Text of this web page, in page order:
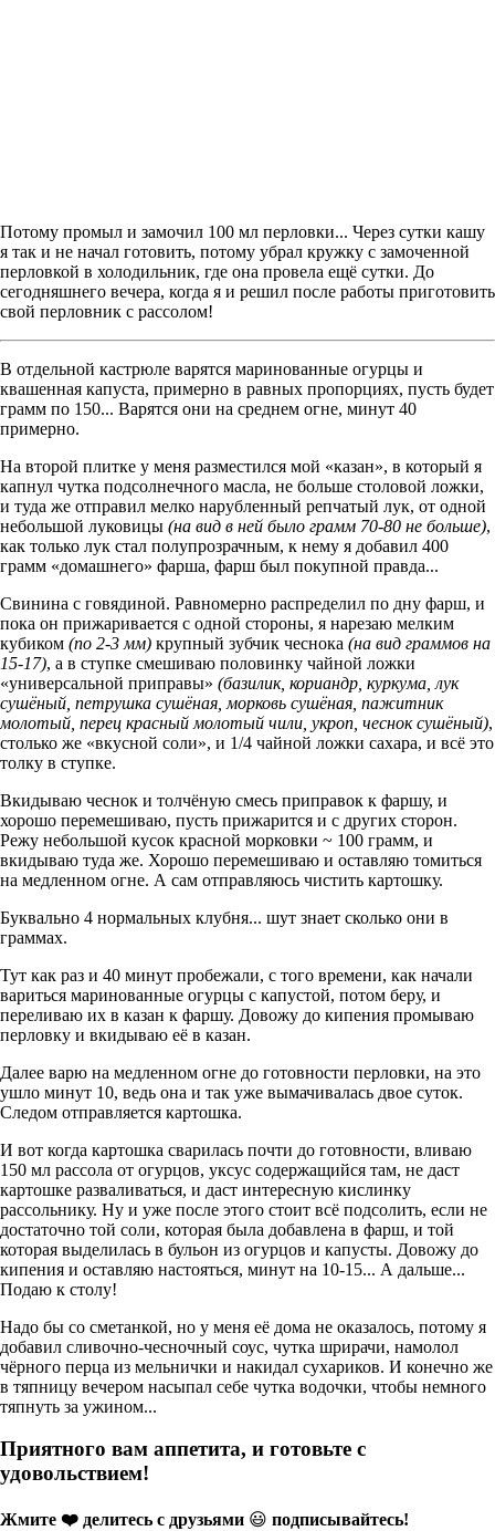
Потому промыл и замочил 100 мл перловки... Через сутки кашу
я так и не начал готовить, потому убрал кружку с замоченной
перловкой в холодильник, где она провела ещё сутки. До
сегодняшнего вечера, когда я и решил после работы приготовить
свой перловник с рассолом!
В отдельной кастрюле варятся маринованные огурцы и
квашенная капуста, примерно в равных пропорциях, пусть будет
грамм по 150... Варятся они на среднем огне, минут 40
примерно.
На второй плитке у меня разместился мой «казан», в который я
капнул чутка подсолнечного масла, не больше столовой ложки,
и туда же отправил мелко нарубленный репчатый лук, от одной
небольшой луковицы (на вид в ней было грамм 70-80 не больше),
как только лук стал полупрозрачным, к нему я добавил 400
грамм «домашнего» фарша, фарш был покупной правда...
Свинина с говядиной. Равномерно распределил по дну фарш, и
пока он прижаривается с одной стороны, я нарезаю мелким
кубиком (по 2-3 мм) крупный зубчик чеснока (на вид граммов на
15-17), а в ступке смешиваю половинку чайной ложки
«универсальной приправы» (базилик, кориандр, куркума, лук
сушёный, петрушка сушёная, морковь сушёная, пажитник
молотый, перец красный молотый чили, укроп, чеснок сушёный),
столько же «вкусной соли», и 1/4 чайной ложки сахара, и всё это
толку в ступке.
Вкидываю чеснок и толчёную смесь приправок к фаршу, и
хорошо перемешиваю, пусть прижарится и с других сторон.
Режу небольшой кусок красной морковки ~ 100 грамм, и
вкидываю туда же. Хорошо перемешиваю и оставляю томиться
на медленном огне. А сам отправляюсь чистить картошку.
Буквально 4 нормальных клубня... шут знает сколько они в
граммах.
Тут как раз и 40 минут пробежали, с того времени, как начали
вариться маринованные огурцы с капустой, потом беру, и
переливаю их в казан к фаршу. Довожу до кипения промываю
перловку и вкидываю её в казан.
Далее варю на медленном огне до готовности перловки, на это
ушло минут 10, ведь она и так уже вымачивалась двое суток.
Следом отправляется картошка.
И вот когда картошка сварилась почти до готовности, вливаю
150 мл рассола от огурцов, уксус содержащийся там, не даст
картошке разваливаться, и даст интересную кислинку
рассольнику. Ну и уже после этого стоит всё подсолить, если не
достаточно той соли, которая была добавлена в фарш, и той
которая выделилась в бульон из огурцов и капусты. Довожу до
кипения и оставляю настояться, минут на 10-15... А дальше...
Подаю к столу!
Надо бы со сметанкой, но у меня её дома не оказалось, потому я
добавил сливочно-чесночный соус, чутка шрирачи, намолол
чёрного перца из мельнички и накидал сухариков. И конечно же
в тяпницу вечером насыпал себе чутка водочки, чтобы немного
тяпнуть за ужином...
Приятного вам аппетита, и готовьте с
удовольствием!
Жмите ❤️ делитесь с друзьями 😃 подписывайтесь!